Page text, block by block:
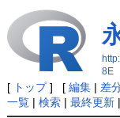
8E
[ トップ] [ 編集| 差
一覧| 検索| 最終更新|